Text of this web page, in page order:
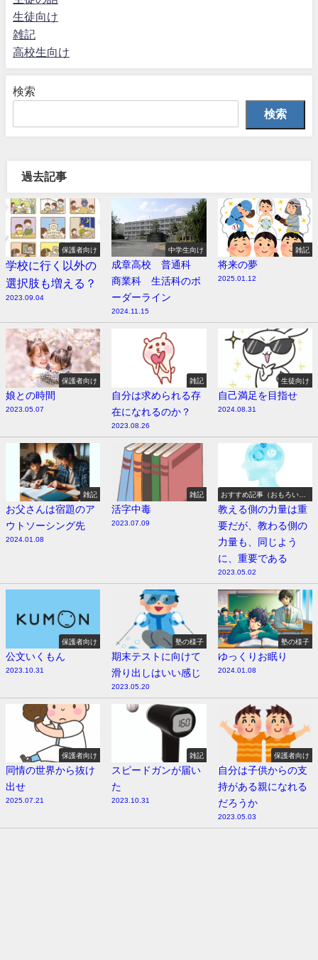
生徒向け
雑記
高校生向け
検索
検索
過去記事
保護者向け
学校に行く以外の
選択肢も増える？
2023.09.04
中学生向け
成章高校 普通科
商業科 生活科のボ
ーダーライン
2024.11.15
雑記
将来の夢
2025.01.12
保護者向け
娘との時間
2023.05.07
雑記
自分は求められる存
在になれるのか？
2023.08.26
生徒向け
自己満足を目指せ
2024.08.31
雑記
お父さんは宿題のア
ウトソーシング先
2024.01.08
雑記
活字中毒
2023.07.09
おすすめ記事（おもろい
よ）
教える側の力量は重
要だが、教わる側の
力量も、同じよう
に、重要である
2023.05.02
保護者向け
公文いくもん
2023.10.31
塾の様子
期末テストに向けて
滑り出しはいい感じ
2023.05.20
塾の様子
ゆっくりお眠り
2024.01.08
保護者向け
同情の世界から抜け
出せ
2025.07.21
雑記
スピードガンが届い
た
2023.10.31
保護者向け
自分は子供からの支
持がある親になれる
だろうか
2023.05.03